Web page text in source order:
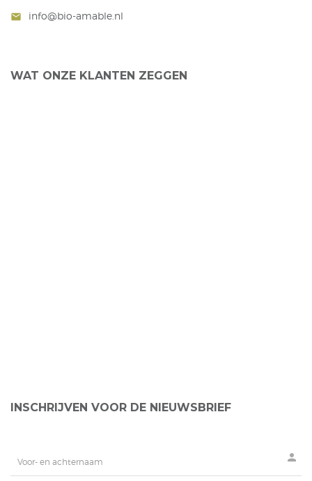
mail info@bio-amable.nl
WAT ONZE KLANTEN ZEGGEN
INSCHRIJVEN VOOR DE NIEUWSBRIEF
person